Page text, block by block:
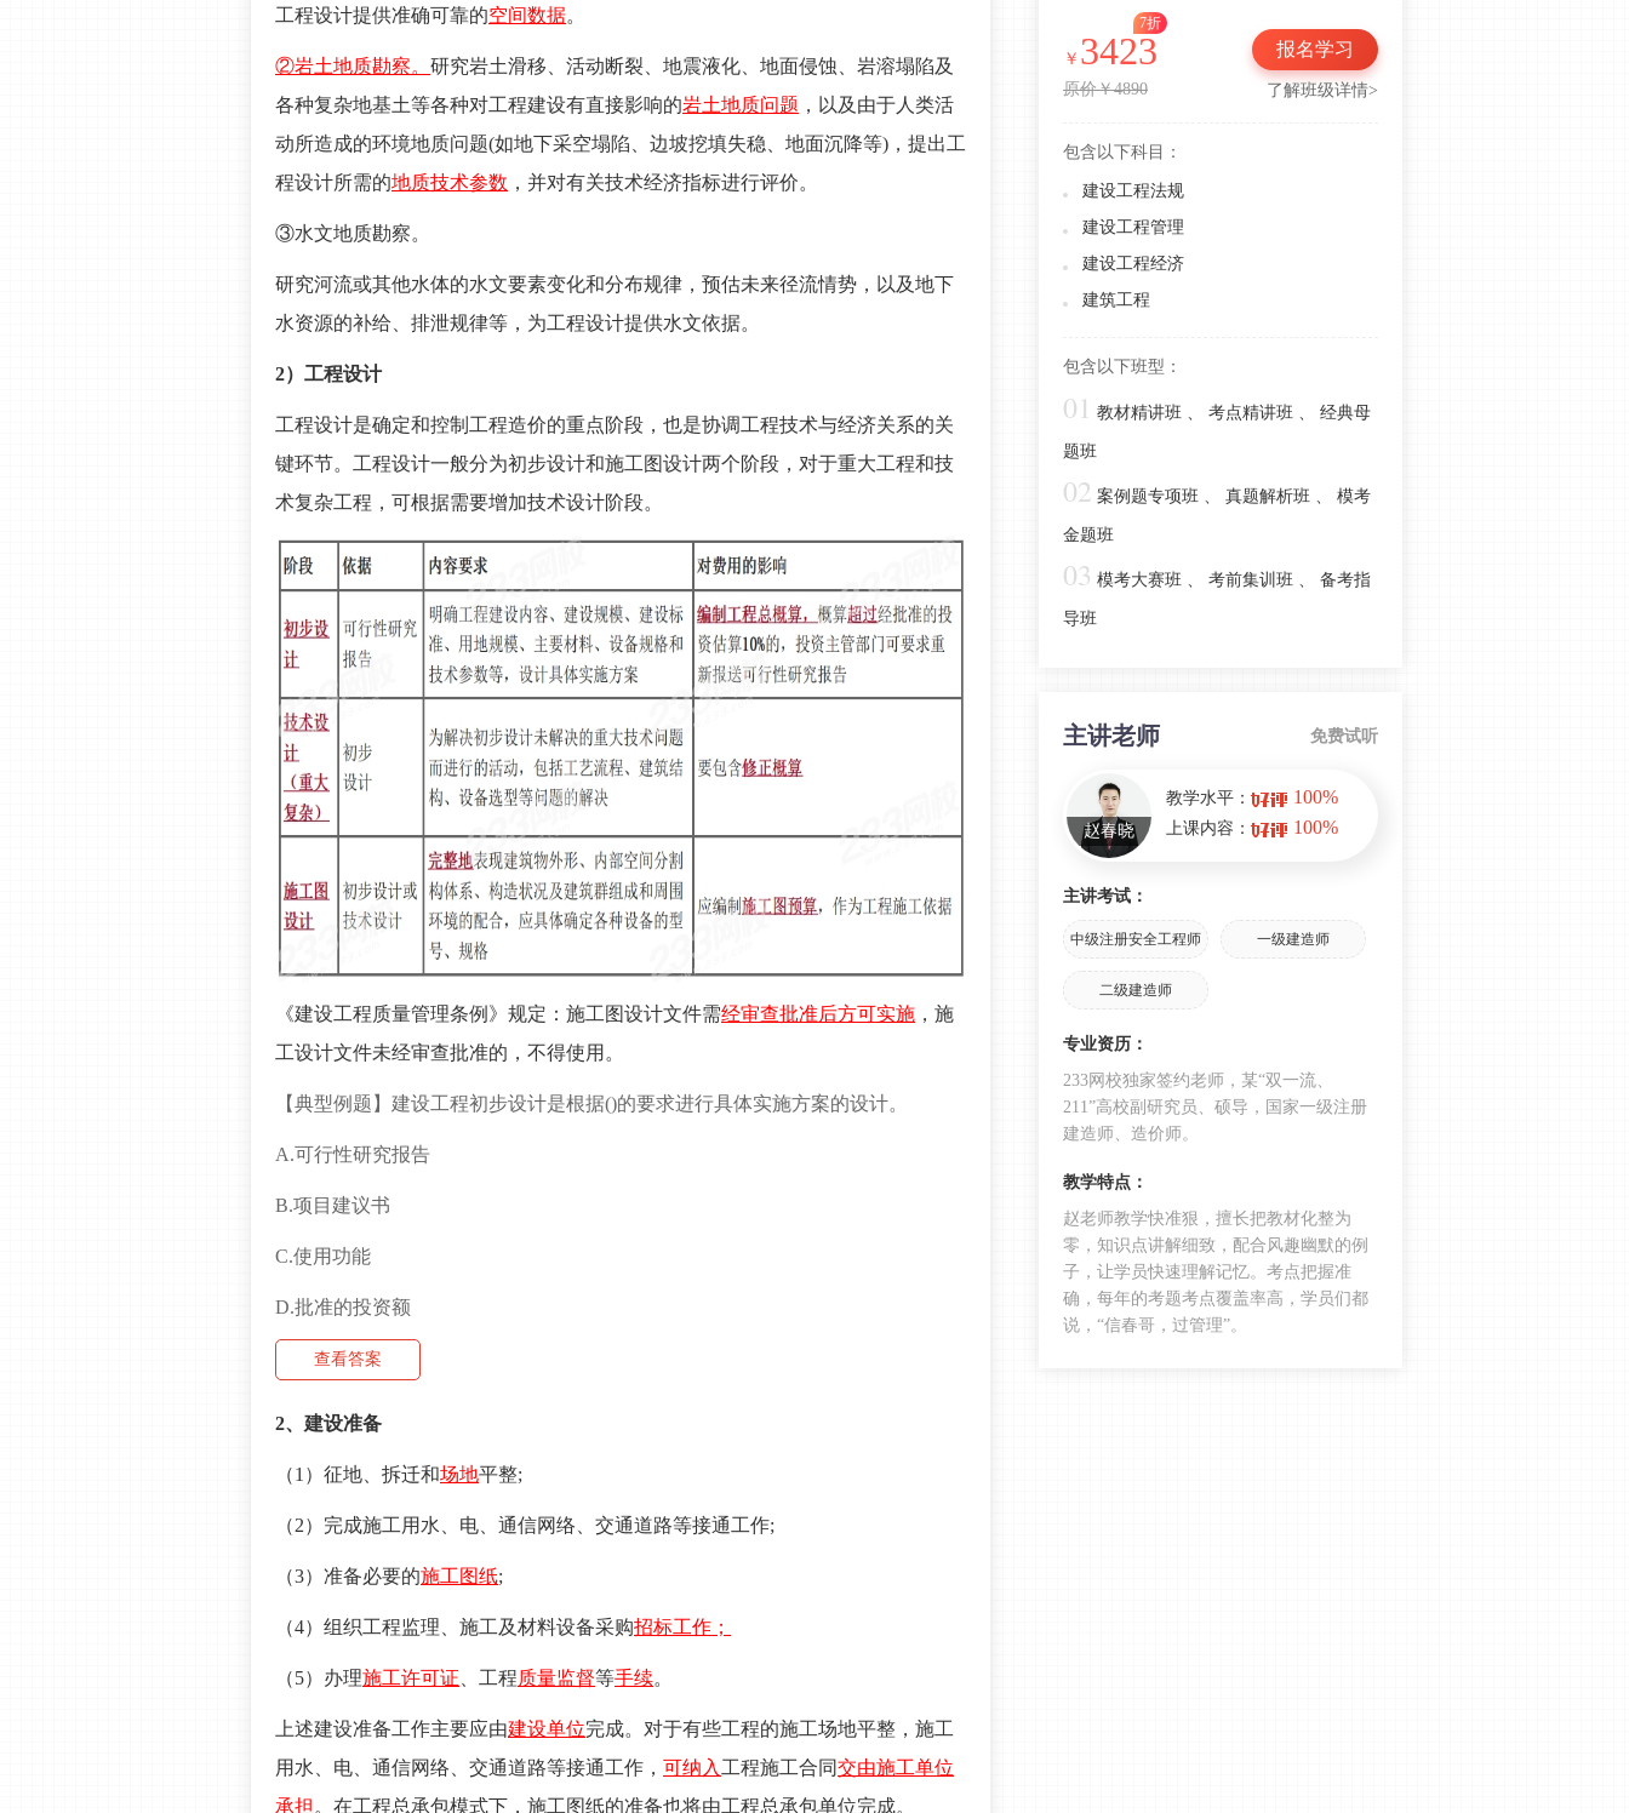
工程设计提供准确可靠的空间数据。
②岩土地质勘察。 研究岩土滑移、活动断裂、地震液化、地面侵蚀、岩溶塌陷及
各种复杂地基土等各种对工程建设有直接影响的岩土地质问题 ，以及由于人类活
动所造成的环境地质问题(如地下采空塌陷、边坡挖填失稳、地面沉降等)，提出工
程设计所需的地质技术参数 ，并对有关技术经济指标进行评价。
③水文地质勘察。
研究河流或其他水体的水文要素变化和分布规律，预估未来径流情势，以及地下
水资源的补给、排泄规律等，为工程设计提供水文依据。
2）工程设计
工程设计是确定和控制工程造价的重点阶段，也是协调工程技术与经济关系的关
键环节。工程设计一般分为初步设计和施工图设计两个阶段，对于重大工程和技
术复杂工程，可根据需要增加技术设计阶段。
《建设工程质量管理条例》规定：施工图设计文件需经审查批准后方可实施 ，施
工设计文件未经审查批准的，不得使用。
【典型例题】 建设工程初步设计是根据()的要求进行具体实施方案的设计。
A.可行性研究报告
B.项目建议书
C.使用功能
D.批准的投资额
查看答案
2、建设准备
（1）征地、拆迁和场地平整;
（2）完成施工用水、电、通信网络、交通道路等接通工作;
（3）准备必要的施工图纸;
（4）组织工程监理、施工及材料设备采购招标工作；
（5）办理施工许可证 、工程质量监督等手续。
上述建设准备工作主要应由建设单位完成。对于有些工程的施工场地平整，施工
用水、电、通信网络、交通道路等接通工作， 可纳入 工程施工合同交由施工单位
承担 。在工程总承包模式下，施工图纸的准备也将由工程总承包单位完成。
24年狂考22分！2025年一建《管理》
第一章核心考点汇总（10个）
【看重点】2025年一级建造师《项目
项目管理》考点备考攻略
【快学习】2025年一建《项目管理》
历年真题高频考点总结
火速收藏！一建《管理》各章节分值
关宇老师整理！2025年一建管理各类
英文缩写考点总结！必收藏~
2024年一建《项目管理》真题考点总
2024年一建《项目管理》真题考点总
结：第八章（占比9分）
2024年一建《项目管理》真题考点总
2024年一建《项目管理》真题考点总
结：第五章（占比13分）
结：第四章（占比15分）
2024年一建《项目管理》真题考点总
结：第三章（占比22分）
2024年一建《项目管理》真题考点总
结：第二章（占比11分）
2024年一建《项目管理》真题考点总
结：第一章（占比21分）
分析：偏题很偏！基础题很基础！
背它！2024年一建《项目管理》记忆
口诀总结（15条）
2024年一建项目管理：关于履约保证
￥ 3423
7折
原价￥4890
报名学习
了解班级详情>
包含以下科目：
建设工程法规
建设工程管理
建设工程经济
建筑工程
包含以下班型：
01 教材精讲班 、 考点精讲班 、 经典母
题班
02 案例题专项班 、 真题解析班 、 模考
金题班
03 模考大赛班 、 考前集训班 、 备考指
导班
主讲老师 免费试听
赵春晓
教学水平： 100%
上课内容： 100%
主讲考试：
中级注册安全工程师 一级建造师
二级建造师
专业资历：
233网校独家签约老师，某“双一流、
211”高校副研究员、硕导，国家一级注册
建造师、造价师。
教学特点：
赵老师教学快准狠，擅长把教材化整为
零，知识点讲解细致，配合风趣幽默的例
子，让学员快速理解记忆。考点把握准
确，每年的考题考点覆盖率高，学员们都
说，“信春哥，过管理”。